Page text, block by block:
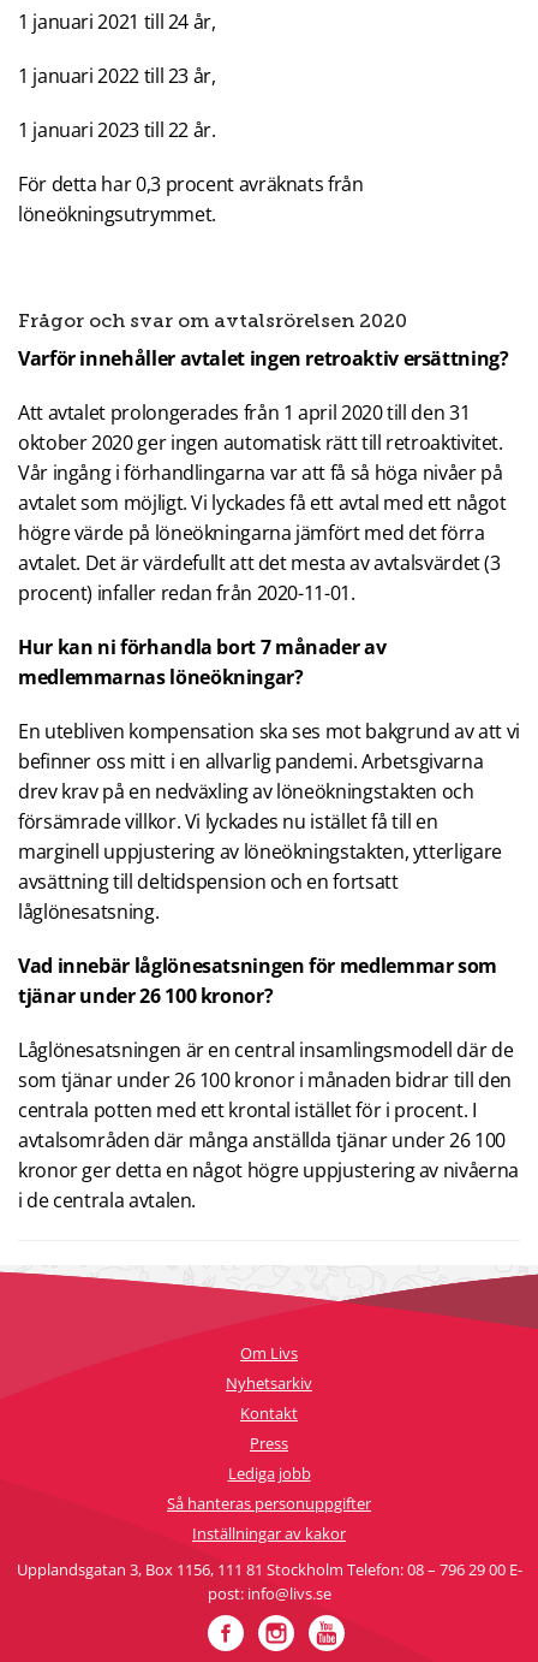
1 januari 2021 till 24 år,
1 januari 2022 till 23 år,
1 januari 2023 till 22 år.
För detta har 0,3 procent avräknats från
löneökningsutrymmet.
Frågor och svar om avtalsrörelsen 2020
Varför innehåller avtalet ingen retroaktiv ersättning?
Att avtalet prolongerades från 1 april 2020 till den 31
oktober 2020 ger ingen automatisk rätt till retroaktivitet.
Vår ingång i förhandlingarna var att få så höga nivåer på
avtalet som möjligt. Vi lyckades få ett avtal med ett något
högre värde på löneökningarna jämfört med det förra
avtalet. Det är värdefullt att det mesta av avtalsvärdet (3
procent) infaller redan från 2020-11-01.
Hur kan ni förhandla bort 7 månader av
medlemmarnas löneökningar?
En utebliven kompensation ska ses mot bakgrund av att vi
befinner oss mitt i en allvarlig pandemi. Arbetsgivarna
drev krav på en nedväxling av löneökningstakten och
försämrade villkor. Vi lyckades nu istället få till en
marginell uppjustering av löneökningstakten, ytterligare
avsättning till deltidspension och en fortsatt
låglönesatsning.
Vad innebär låglönesatsningen för medlemmar som
tjänar under 26 100 kronor?
Låglönesatsningen är en central insamlingsmodell där de
som tjänar under 26 100 kronor i månaden bidrar till den
centrala potten med ett krontal istället för i procent. I
avtalsområden där många anställda tjänar under 26 100
kronor ger detta en något högre uppjustering av nivåerna
i de centrala avtalen.
Om Livs
Nyhetsarkiv
Kontakt
Press
Lediga jobb
Så hanteras personuppgifter
Inställningar av kakor
Upplandsgatan 3, Box 1156, 111 81 Stockholm Telefon: 08 – 796 29 00 E-
post: info@livs.se
FacebookInstagram